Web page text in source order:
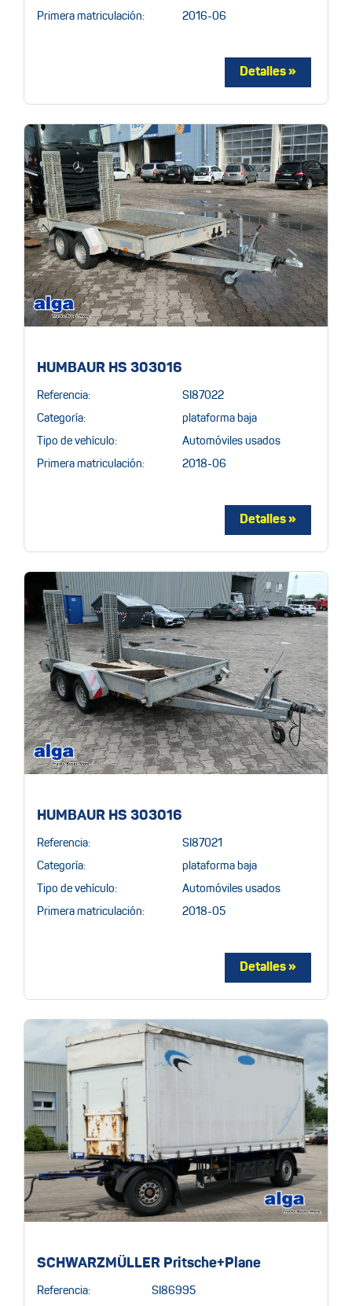
Primera matriculación: 2016-06
HUMBAUR HS 303016
Referencia: SI87022
Categoría: plataforma baja
Tipo de vehículo: Automóviles usados
Primera matriculación: 2018-06
HUMBAUR HS 303016
Referencia: SI87021
Categoría: plataforma baja
Tipo de vehículo: Automóviles usados
Primera matriculación: 2018-05
SCHWARZMÜLLER Pritsche+Plane
Referencia: SI86995